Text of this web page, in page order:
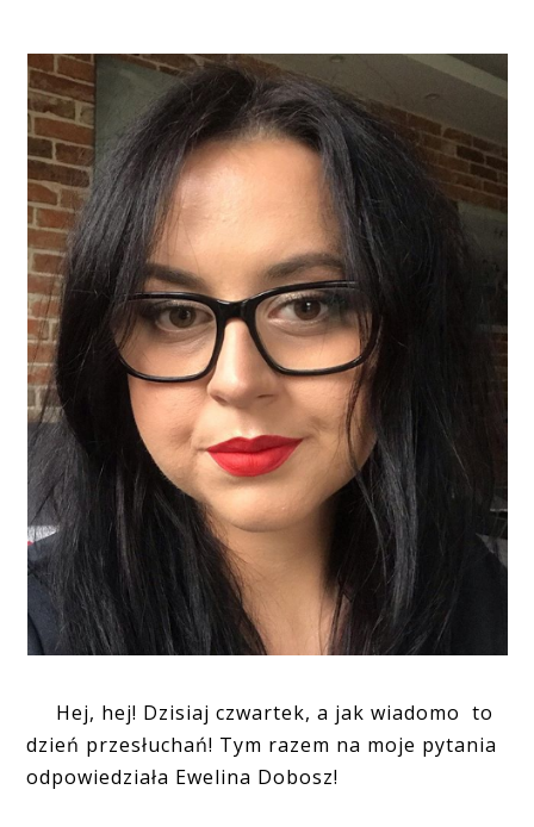
Hej, hej! Dzisiaj czwartek, a jak wiadomo to
dzień przesłuchań! Tym razem na moje pytania
odpowiedziała Ewelina Dobosz!